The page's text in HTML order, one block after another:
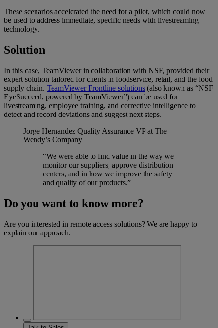
These scenarios accelerated the need for a pilot, which could now
be used to address immediate, specific needs with livestreaming
technology.
Solution
In this case, TeamViewer in collaboration with NSF, provided their
expert solution tailored for clients in foodservice, retail, and the food
supply chain. TeamViewer Frontline solutions (also known as “NSF
EyeSucceed, powered by TeamViewer”) can be used for
livestreaming, employee training, and corrective intelligence to
detect and record deviations and suggest next steps.
Jorge Hernandez Quality Assurance VP at The
Wendy’s Company
“We were able to find value in the way we
monitor our suppliers, approve distribution
centers, and in how we improve the safety
and quality of our products.”
Do you want to know more?
Are you interested in remote access solutions? We are happy to
explain our approach.